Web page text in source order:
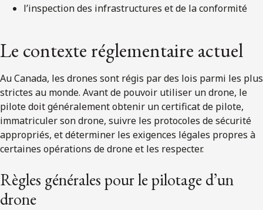
l’inspection des infrastructures et de la conformité
Le contexte réglementaire actuel
Au Canada, les drones sont régis par des lois parmi les plus
strictes au monde. Avant de pouvoir utiliser un drone, le
pilote doit généralement obtenir un certificat de pilote,
immatriculer son drone, suivre les protocoles de sécurité
appropriés, et déterminer les exigences légales propres à
certaines opérations de drone et les respecter.
Règles générales pour le pilotage d’un
drone